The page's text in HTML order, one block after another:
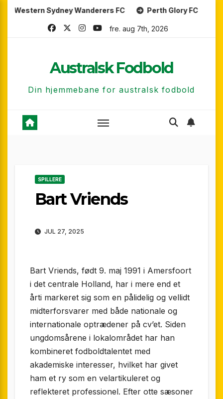
SkipSydney Wanderers FC Perth Glory FC Central
fre. aug 7th, 2026
Australsk Fodbold
Din hjemmebane for australsk fodbold
SPILLERE
Bart Vriends
JUL 27, 2025
Bart Vriends, født 9. maj 1991 i Amersfoort
i det centrale Holland, har i mere end et
årti markeret sig som en pålidelig og vellidt
midterforsvarer med både nationale og
internationale optrædener på cv’et. Siden
ungdomsårene i lokalområdet har han
kombineret fodboldtalentet med
akademiske interesser, hvilket har givet
ham et ry som en velartikuleret og
reflekteret professionel. Efter otte sæsoner